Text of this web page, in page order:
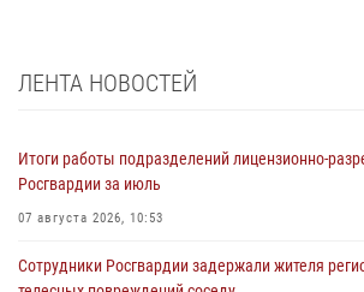
ЛЕНТА НОВОСТЕЙ
Итоги работы подразделений лицензионно-
Росгвардии за июль
07 августа 2026, 10:53
Сотрудники Росгвардии задержали жителя